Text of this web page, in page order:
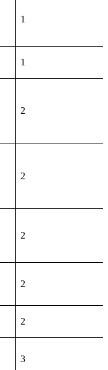
1
1
2
2
2
2
2
3